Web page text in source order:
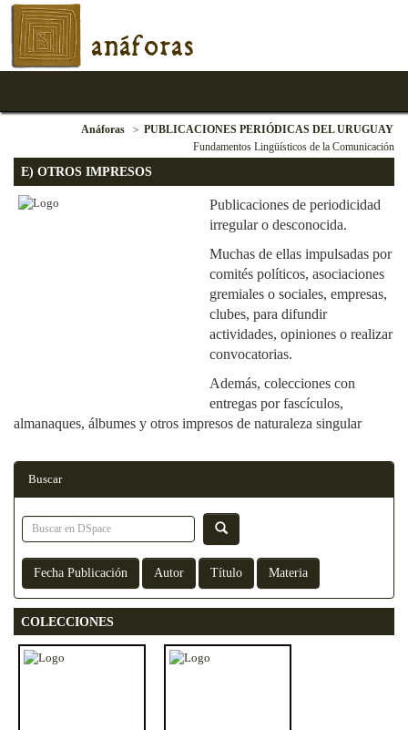
anáforas
Anáforas
PUBLICACIONES PERIÓDICAS DEL URUGUAY
Fundamentos Lingüísticos de la Comunicación
E) OTROS IMPRESOS
Publicaciones de periodicidad
irregular o desconocida.
Muchas de ellas impulsadas por
comités políticos, asociaciones
gremiales o sociales, empresas,
clubes, para difundir
actividades, opiniones o realizar
convocatorias.
Además, colecciones con
entregas por fascículos,
almanaques, álbumes y otros impresos de naturaleza singular
Buscar
COLECCIONES